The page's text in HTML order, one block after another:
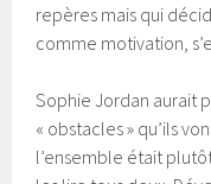
repères mais qui
comme motivation,
Sophie Jordan aurait
« obstacles » qu’ils
l’ensemble était